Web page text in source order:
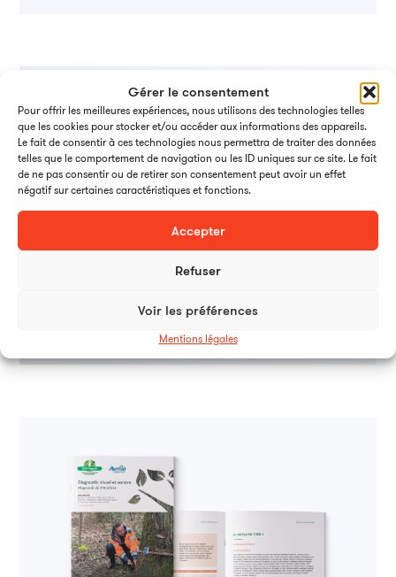
Gérer le consentement
Pour offrir les meilleures expériences, nous utilisons des technologies telles
que les cookies pour stocker et/ou accéder aux informations des appareils.
Le fait de consentir à ces technologies nous permettra de traiter des données
telles que le comportement de navigation ou les ID uniques sur ce site. Le fait
de ne pas consentir ou de retirer son consentement peut avoir un effet
négatif sur certaines caractéristiques et fonctions.
Accepter
Refuser
Voir les préférences
Mentions légales